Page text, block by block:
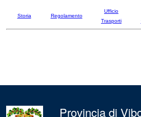
Storia Regolamento
Ufficio
Trasporti
Provincia di